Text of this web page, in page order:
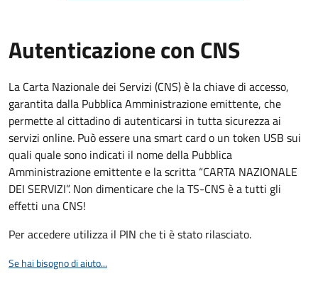
Autenticazione con CNS
La Carta Nazionale dei Servizi (CNS) è la chiave di accesso,
garantita dalla Pubblica Amministrazione emittente, che
permette al cittadino di autenticarsi in tutta sicurezza ai
servizi online. Può essere una smart card o un token USB sui
quali quale sono indicati il nome della Pubblica
Amministrazione emittente e la scritta “CARTA NAZIONALE
DEI SERVIZI”. Non dimenticare che la TS-CNS è a tutti gli
effetti una CNS!
Per accedere utilizza il PIN che ti è stato rilasciato.
Se hai bisogno di aiuto...